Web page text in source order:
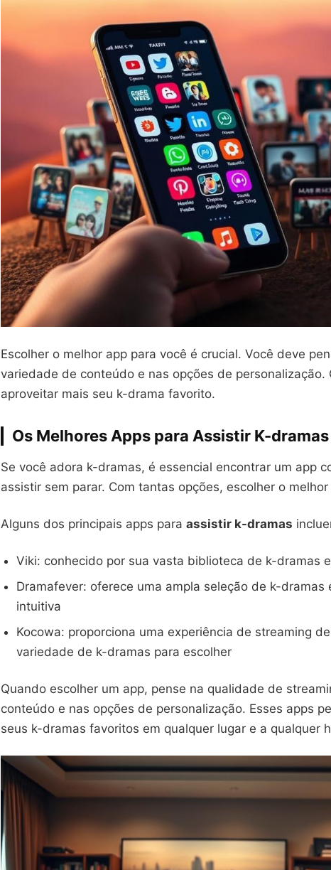
Escolher o melhor app para você é crucial. Você deve
variedade de conteúdo e nas opções de personalização.
aproveitar mais seu k-drama favorito.
Os Melhores Apps para Assistir K-
Se você adora k-dramas, é essencial encontrar um app
assistir sem parar. Com tantas opções, escolher o
Alguns dos principais apps para assistir k-dramas
Viki: conhecido por sua vasta biblioteca de k-dramas
Dramafever: oferece uma ampla seleção de k-
intuitiva
Kocowa: proporciona uma experiência de streaming
variedade de k-dramas para escolher
Quando escolher um app, pense na qualidade de
conteúdo e nas opções de personalização. Esses apps
seus k-dramas favoritos em qualquer lugar e a qualquer